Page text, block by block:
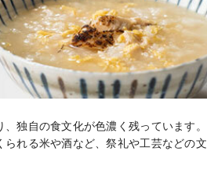
独自の食文化が色濃く残っています。
れる米や酒など、祭礼や工芸などの文